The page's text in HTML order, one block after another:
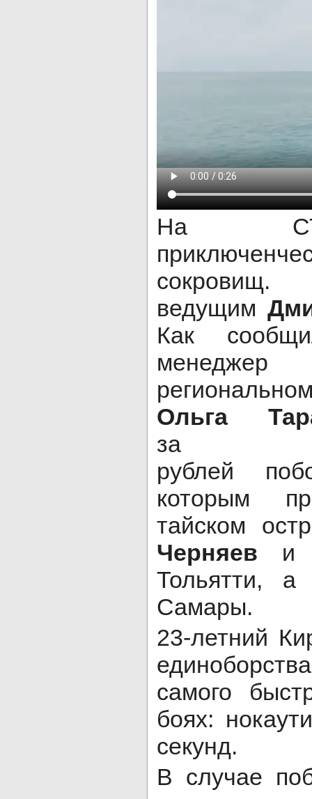
На СТС
ведущим
Как
Ольга
за 10
рублей
которым
тайском
Черняев
Тольятти,
Самары.
23-летний
самого
боях:
секунд.
В случае